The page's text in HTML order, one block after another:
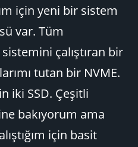
için yeni bir sistem
var. Tüm
çalıştıran bir
tutan bir NVME.
iki SSD. Çeşitli
bakıyorum ama
için basit